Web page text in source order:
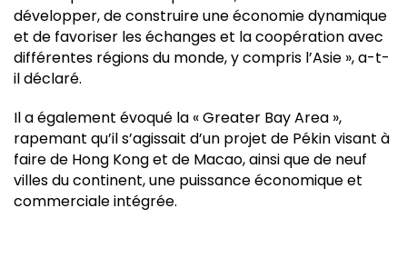
développer, de construire une économie dynamique
et de favoriser les échanges et la coopération avec
différentes régions du monde, y compris l’Asie », a-t-
il déclaré.
Il a également évoqué la « Greater Bay Area »,
rapemant qu’il s’agissait d’un projet de Pékin visant à
faire de Hong Kong et de Macao, ainsi que de neuf
villes du continent, une puissance économique et
commerciale intégrée.